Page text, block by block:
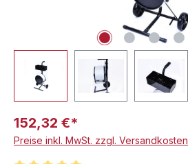
152,32 €*
Preise inkl. MwSt. zzgl. Versandkosten